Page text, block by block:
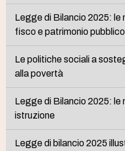
Legge di Bilancio 2025: le
fisco e patrimonio pubblico
Le politiche sociali a
alla povertà
Legge di Bilancio 2025: le
istruzione
Legge di bilancio 2025